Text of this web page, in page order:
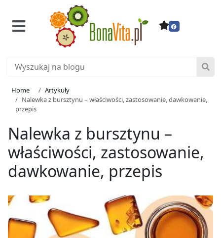
Home
Artykuły
Nalewka z bursztynu – właściwości, zastosowanie, dawkowanie,
przepis
Nalewka z bursztynu –
właściwości, zastosowanie,
dawkowanie, przepis